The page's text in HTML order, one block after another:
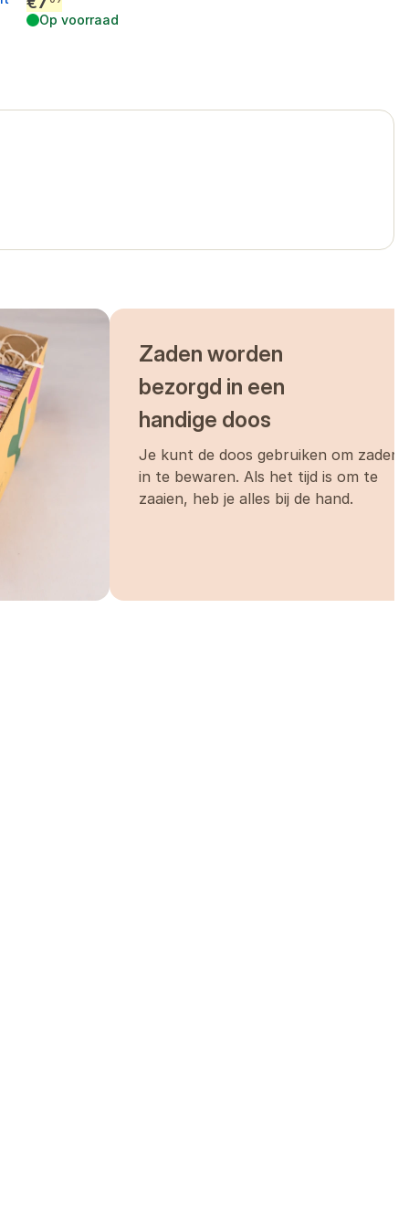
Op voorraad
Zaden worden
bezorgd in een
handige doos
Je kunt de doos gebruiken om zaden
in te bewaren. Als het tijd is om te
zaaien, heb je alles bij de hand.